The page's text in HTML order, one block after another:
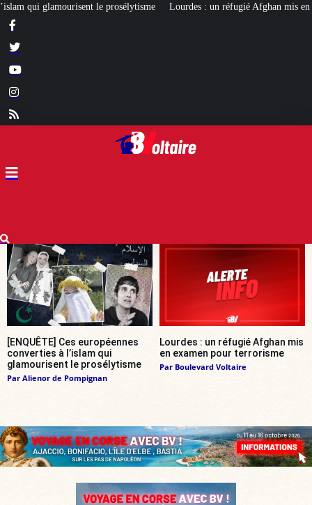
Lourdes : un réfugié Afghan mis en examen pour terrorisme Les
[ENQUÊTE] Ces européennes
converties à l’islam qui
glamourisent le prosélytisme
Par Alienor de Pompignan
Lourdes : un réfugié Afghan mis
en examen pour terrorisme
Par Boulevard Voltaire